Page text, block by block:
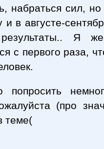
набраться сил,
и в августе-
Я
с первого раза,
(про
теме(